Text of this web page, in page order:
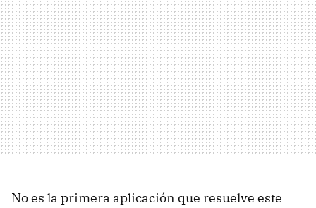
No es la primera aplicación que resuelve este